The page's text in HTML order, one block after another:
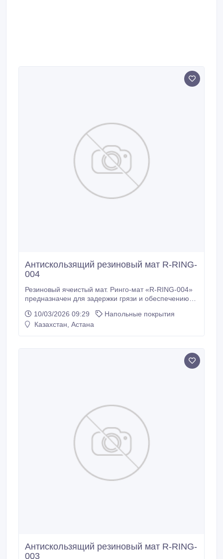
Антискользящий резиновый мат R-RING-
004
Резиновый ячеистый мат. Ринго-мат «R-RING-004»
предназначен для задержки грязи и обеспечению
позволяют резиновому коврику не скользить на
кафеле, мраморе и граните. Резиновый ячеистый
10/03/2026 09:29
Напольные покрытия
Казахстан, Астана
Антискользящий резиновый мат R-RING-
003